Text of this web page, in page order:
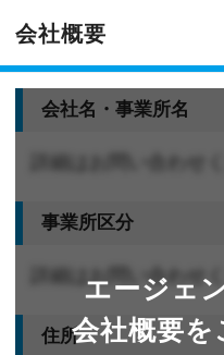
会社概要
エージェ
会社概要を
会社名・事業所名
事業所区分
詳細はお問い合わせ
住所